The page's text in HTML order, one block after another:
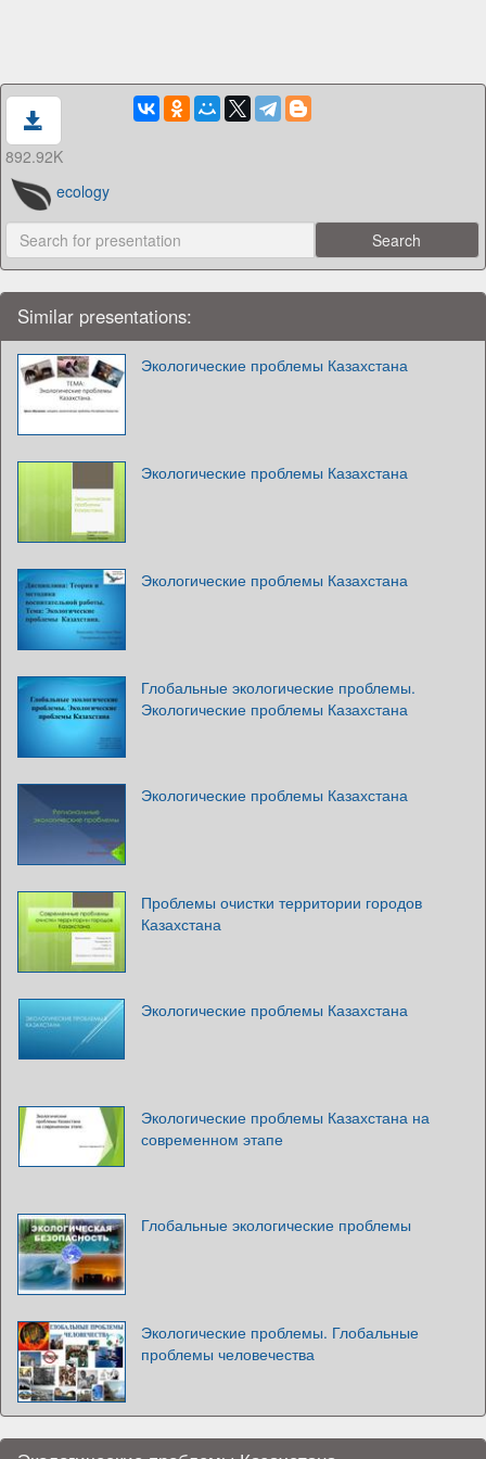
892.92K
ecology
Similar presentations:
Экологические проблемы Казахстана
Экологические проблемы Казахстана
Экологические проблемы Казахстана
Глобальные экологические проблемы.
Экологические проблемы Казахстана
Экологические проблемы Казахстана
Проблемы очистки территории городов
Казахстана
Экологические проблемы Казахстана
Экологические проблемы Казахстана на
современном этапе
Глобальные экологические проблемы
Экологические проблемы. Глобальные
проблемы человечества